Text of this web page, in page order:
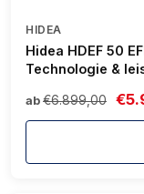
HIDEA
Hidea HDEF 50
Technologie &
ab €6.899,00